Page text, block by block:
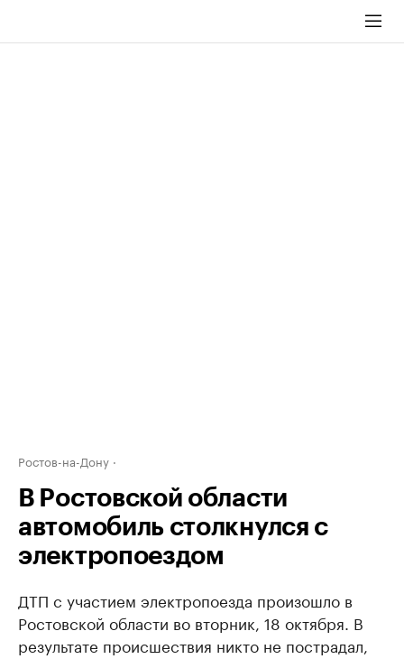
Ростов-на-Дону
В Ростовской области
автомобиль столкнулся с
электропоездом
ДТП с участием электропоезда произошло в
Ростовской области во вторник, 18 октября. В
результате происшествия никто не пострадал,